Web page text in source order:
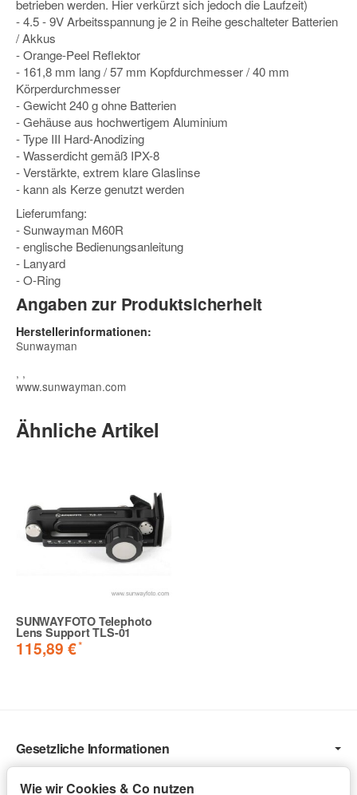
betrieben werden. Hier verkürzt sich jedoch die Laufzeit)
- 4.5 - 9V Arbeitsspannung je 2 in Reihe geschalteter Batterien
/ Akkus
- Orange-Peel Reflektor
- 161,8 mm lang / 57 mm Kopfdurchmesser / 40 mm
Körperdurchmesser
- Gewicht 240 g ohne Batterien
- Gehäuse aus hochwertigem Aluminium
- Type III Hard-Anodizing
- Wasserdicht gemäß IPX-8
- Verstärkte, extrem klare Glaslinse
- kann als Kerze genutzt werden
Lieferumfang:
- Sunwayman M60R
- englische Bedienungsanleitung
- Lanyard
- O-Ring
Angaben zur Produktsicherheit
Herstellerinformationen:
Sunwayman
, ,
www.sunwayman.com
Ähnliche Artikel
SUNWAYFOTO Telephoto
Lens Support TLS-01
115,89 €*
Gesetzliche Informationen
Wie wir Cookies & Co nutzen